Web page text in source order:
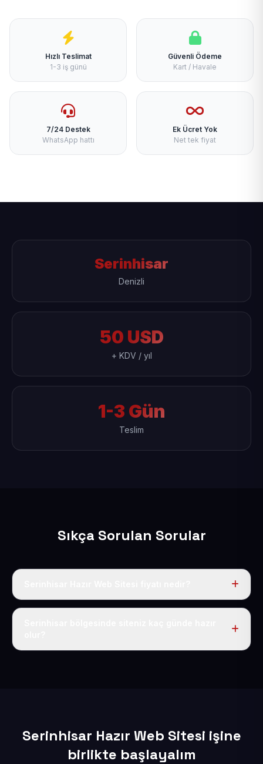
Hızlı Teslimat
1-3 iş günü
Güvenli Ödeme
Kart / Havale
7/24 Destek
WhatsApp hattı
Ek Ücret Yok
Net tek fiyat
Serinhisar
Denizli
50 USD
+ KDV / yıl
1-3 Gün
Teslim
Sıkça Sorulan Sorular
Tek fiyat uygulanır: yıllık 50 USD + KDV. Bu bedele alan
Serinhisar Hazır Web Sitesi işine
birlikte başlayalım